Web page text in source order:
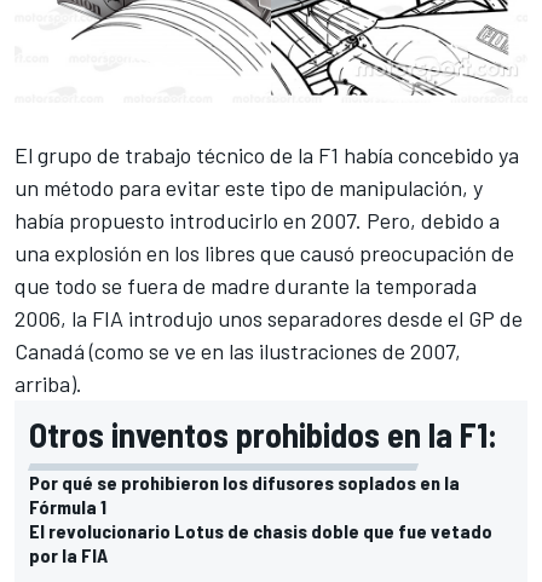
El grupo de trabajo técnico de la F1 había concebido ya
un método para evitar este tipo de manipulación, y
había propuesto introducirlo en 2007. Pero, debido a
una explosión en los libres que causó preocupación de
que todo se fuera de madre durante la temporada
2006, la FIA introdujo unos separadores desde el GP de
Canadá (como se ve en las ilustraciones de 2007,
arriba).
Otros inventos prohibidos en la F1:
Por qué se prohibieron los difusores soplados en la
Fórmula 1
El revolucionario Lotus de chasis doble que fue vetado
por la FIA